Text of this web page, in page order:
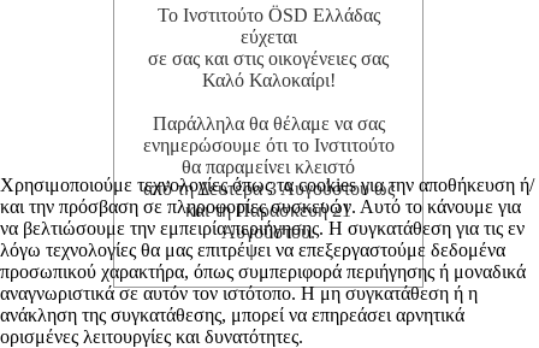
Το Ινστιτούτο ÖSD Ελλάδας
εύχεται
σε σας και στις οικογένειες σας
Καλό Καλοκαίρι!
Παράλληλα θα θέλαμε να σας
ενημερώσουμε ότι το Ινστιτούτο
θα παραμείνει κλειστό
από τη Δευτέρα 3 Αυγούστου ως
και τη Παρασκευή 21
Αυγούστου.
Χρησιμοποιούμε τεχνολογίες όπως τα cookies για την αποθήκευση ή/
και την πρόσβαση σε πληροφορίες συσκευών. Αυτό το κάνουμε για
να βελτιώσουμε την εμπειρία περιήγησης. Η συγκατάθεση για τις εν
λόγω τεχνολογίες θα μας επιτρέψει να επεξεργαστούμε δεδομένα
προσωπικού χαρακτήρα, όπως συμπεριφορά περιήγησης ή μοναδικά
αναγνωριστικά σε αυτόν τον ιστότοπο. Η μη συγκατάθεση ή η
ανάκληση της συγκατάθεσης, μπορεί να επηρεάσει αρνητικά
ορισμένες λειτουργίες και δυνατότητες.